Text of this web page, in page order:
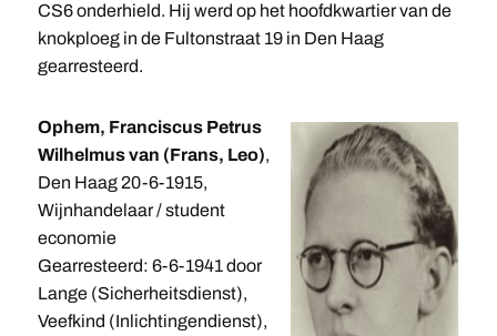
CS6 onderhield. Hij werd op het hoofdkwartier van de
knokploeg in de Fultonstraat 19 in Den Haag
gearresteerd.
Ophem, Franciscus Petrus
Wilhelmus van (Frans, Leo),
Den Haag 20-6-1915,
Wijnhandelaar / student
economie
Gearresteerd: 6-6-1941 door
Lange (Sicherheitsdienst),
Veefkind (Inlichtingendienst),